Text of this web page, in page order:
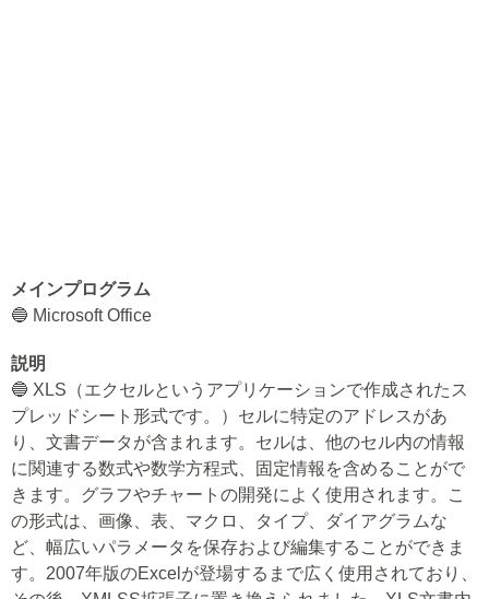
メインプログラム
🔵 Microsoft Office
説明
🔵 XLS（エクセルというアプリケーションで作成されたス
プレッドシート形式です。）セルに特定のアドレスがあ
り、文書データが含まれます。セルは、他のセル内の情報
に関連する数式や数学方程式、固定情報を含めることがで
きます。グラフやチャートの開発によく使用されます。こ
の形式は、画像、表、マクロ、タイプ、ダイアグラムな
ど、幅広いパラメータを保存および編集することができま
す。2007年版のExcelが登場するまで広く使用されており、